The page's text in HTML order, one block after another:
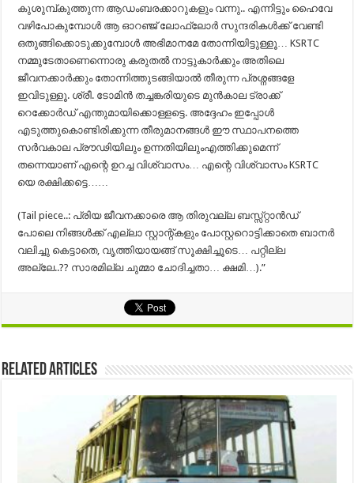
കുശുമ്പ്കുത്തുന്ന ആഡംബരക്കാറുകളും വന്നു.. എന്നിട്ടും ഹൈവേ
വഴിപോകുമ്പോൾ ആ ഓറഞ്ജ് ലോഫ്ലോർ സുന്ദരികൾക്ക് വേണ്ടി
ഒതുങ്ങിക്കൊടുക്കുമ്പോൾ അഭിമാനമേ തോന്നിയിട്ടുള്ളൂ… KSRTC
നമ്മുടേതാണെന്നൊരു കരുതൽ നാട്ടുകാർക്കും അതിലെ
ജീവനക്കാർക്കും തോന്നിത്തുടങ്ങിയാൽ തീരുന്ന പ്രശ്നങ്ങളേ
ഇവിടുള്ളൂ. ശ്രീ. ടോമിൻ തച്ചങ്കരിയുടെ മുൻകാല ട്രാക്ക്
റെക്കോർഡ് എന്തുമായിക്കൊള്ളട്ടെ. അദ്ദേഹം ഇപ്പോൾ
എടുത്തുകൊണ്ടിരിക്കുന്ന തീരുമാനങ്ങൾ ഈ സ്ഥാപനത്തെ
സർവകാല പ്രൗഢിയിലും ഉന്നതിയിലുംഎത്തിക്കുമെന്ന്‌
തന്നെയാണ് എന്റെ ഉറച്ച വിശ്വാസം… എന്റെ വിശ്വാസം KSRTC
യെ രക്ഷിക്കട്ടെ……
(Tail piece..: പ്രിയ ജീവനക്കാരെ ആ തിരുവല്ല ബസ്സ്റ്റാൻഡ്
പോലെ നിങ്ങൾക്ക് എല്ലാ സ്റ്റാന്റ്കളും പോസ്റ്ററൊട്ടിക്കാതെ ബാനർ
വലിച്ചു കെട്ടാതെ, വൃത്തിയായങ്ങ് സൂക്ഷിച്ചൂടെ… പറ്റില്ല
അല്ലേ..?? സാരമില്ല ചുമ്മാ ചോദിച്ചതാ… ക്ഷമി…).”
Related Articles